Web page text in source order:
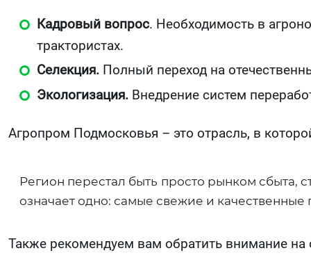
Кадровый вопрос. Необходимость в
трактористах.
Селекция. Полный переход на
Экологизация. Внедрение систем
Агропром Подмосковья – это отрасль, в
Регион перестал быть просто рынком сбыта,
означает одно: самые свежие и
Также рекомендуем вам обратить внимание